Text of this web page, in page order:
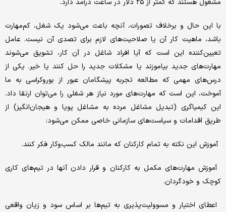
مشغول هستند که کمتر از ۲۵ دلار در ساعت درآمد دارد.
با این حال و برخلاف تصورات، آنچه باعث می‌شود یک شغل، کم‌مهارت
باشد، ماهیت کار آن یا صلاحیت‌های لازم برای تصدی آن نیست. عامل
تعیین‌کننده این است که آیا افراد شاغل در آن کار، تشویق می‌شوند
مهارت‌های جدید بیاموزند یا مشکلات جدید را حل کنند یا خیر. یکی از
درس‌های مهمی که مطالعه تجربه پیشگامان عبور از بوروکراسی به ما
آموخت، این است که مهارت‌های مورد نیاز هر شغلی را می‌توان ارتقا داد.
این کیمیاگری (تبدیل مشاغل مرده به مشاغل پویا و هیجان‌انگیز) از
طریق اقدامات و سیاست‌های سازمانی خاصی ممکن می‌شود:
آموزش این نکته به تمام کارکنان که مانند مالک کسب‌وکار فکر کنند.
آموزش مهارت‌های مکمل به کارکنان و قرار دادن آنها در تیم‌های کاری
کوچک و خودگردان.
اعطای اختیار و مسوولیت‌پذیری به تیم‌ها بر اساس سود و زیان واقعی